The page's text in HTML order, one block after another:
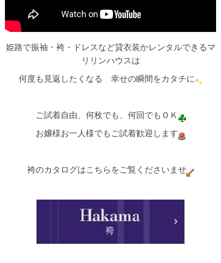
姫路で振袖・袴・ドレスなど貸衣装かレンタルできるマ
リリンハウスは
何度も見返したくなる 幸せの瞬間をカタチに
ご試着自由、何枚でも、何回でもＯＫ
お嬢様お一人様でもご試着歓迎します
袴のカタログはこちらをご覧くださいませ